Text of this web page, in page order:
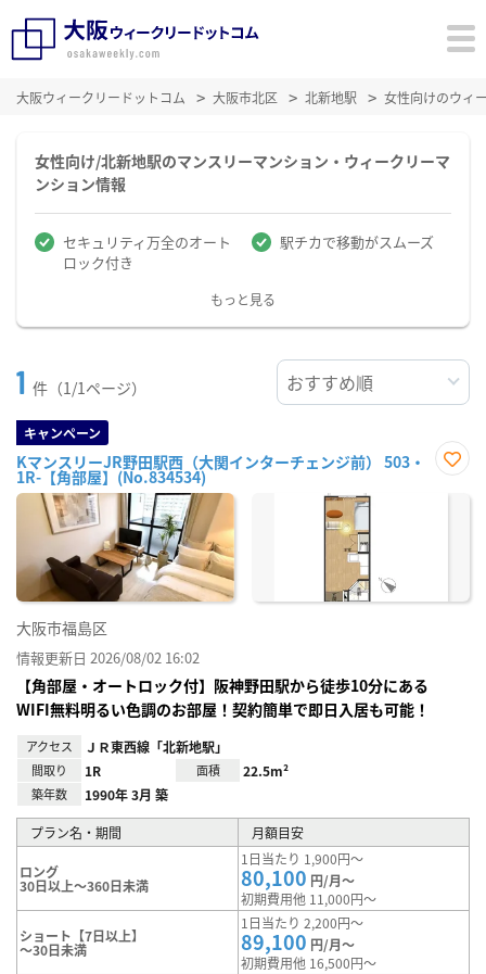
大阪ウィークリードットコム 大阪市北区 北新地駅 女性向けのウィ
女性向け/北新地駅のマンスリーマンション・ウィークリーマ
ンション情報
セキュリティ万全のオート
ロック付き
駅チカで移動がスムーズ
もっと見る
1 件（1/1ページ）
キャンペーン
KマンスリーJR野田駅西（大関インターチェンジ前） 503・
1R-【角部屋】(No.834534)
に入
大阪市福島区
情報更新日 2026/08/02 16:02
【角部屋・オートロック付】阪神野田駅から徒歩10分にある
WIFI無料明るい色調のお部屋！契約簡単で即日入居も可能！
アクセス ＪＲ東西線「北新地駅」
間取り 1R 面積 22.5m²
築年数 1990年 3月 築
プラン名・期間 月額目安
ロング
30日以上～360日未満
1日当たり 1,900円～
80,100 円/月～
初期費用他 11,000円～
ショート【7日以上】
～30日未満
1日当たり 2,200円～
89,100 円/月～
初期費用他 16,500円～